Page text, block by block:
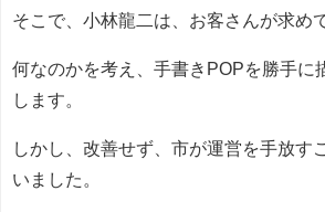
そこで、小林龍二は、お客さんが求め
何なのかを考え、手書きPOPを勝手に
します。
しかし、改善せず、市が運営を手放す
いました。